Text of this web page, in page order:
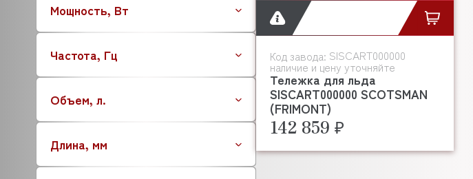
EKSI
ELECTROLUX (ZANUSSI)
ELETTROBAR
ELFRAMO
FAGOR
FIMAR
FOLLETT
FORCAR
Мощность, Вт
Частота, Гц
Объем, л.
Длина, мм
Код завода: SISCART000000
наличие и цену уточняйте
Тележка для льда
SISCART000000 SCOTSMAN
(FRIMONT)
142 859 ₽